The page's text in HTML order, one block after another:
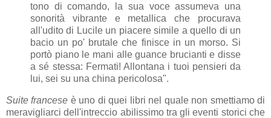
tono di comando, la sua voce assumeva una
sonorità vibrante e metallica che procurava
all'udito di Lucile un piacere simile a quello di un
bacio un po' brutale che finisce in un morso. Si
portò piano le mani alle guance brucianti e disse
a sé stessa: Fermati! Allontana i tuoi pensieri da
lui, sei su una china pericolosa".
Suite francese è uno di quei libri nel quale non smettiamo di
meravigliarci dell'intreccio abilissimo tra gli eventi storici che